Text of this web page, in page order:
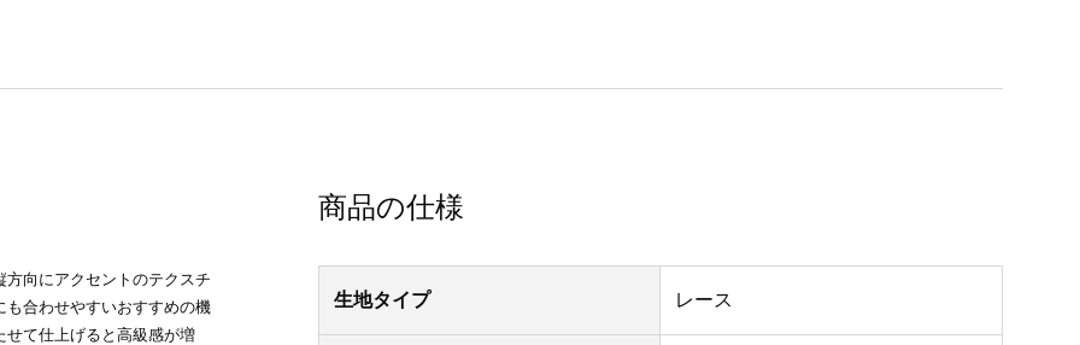
向にアクセントのテクスチ
合わせやすいおすすめの機
せて仕上げると高級感が増
商品の仕様
生地タイプ レース